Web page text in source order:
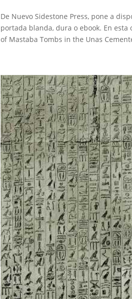
De Nuevo Sidestone Press, pone a
portada blanda, dura o ebook. En
of Mastaba Tombs in the Unas